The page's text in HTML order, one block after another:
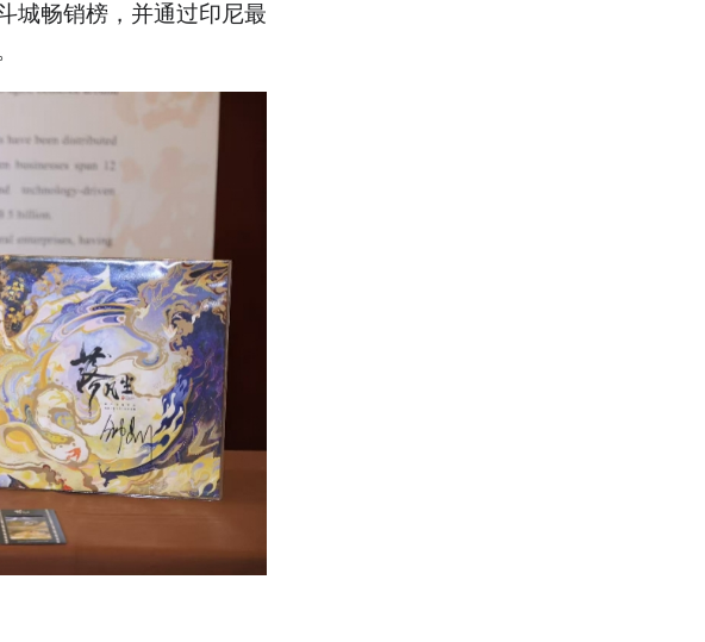
畅销榜，并通过印尼最